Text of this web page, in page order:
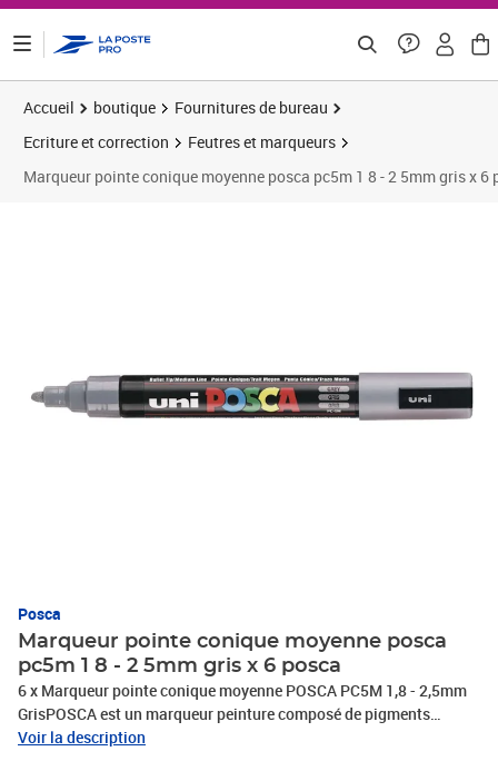
Accueil boutique
Fournitures de bureau
Ecriture et correction
Feutres et marqueurs
Marqueur pointe conique moyenne posca pc5m 1 8 - 2 5mm gris x 6
Posca
Marqueur pointe conique moyenne posca
pc5m 1 8 - 2 5mm gris x 6 posca
6 x Marqueur pointe conique moyenne POSCA PC5M 1,8 - 2,5mm
GrisPOSCA est un marqueur peinture composé de pigments
inaltérables et d'eau, conçu pour marquer, tracer, écrire, dessiner
Voir la description